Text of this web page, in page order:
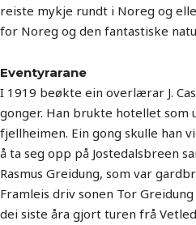
reiste mykje rundt i Noreg og
for Noreg og den fantastiske
Eventyrarane
I 1919 beøkte ein overlærar J.
gonger. Han brukte hotellet som
fjellheimen. Ein gong skulle han
å ta seg opp på Jostedalsbreen
Rasmus Greidung, som var
Framleis driv sonen Tor
dei siste åra gjort turen frå